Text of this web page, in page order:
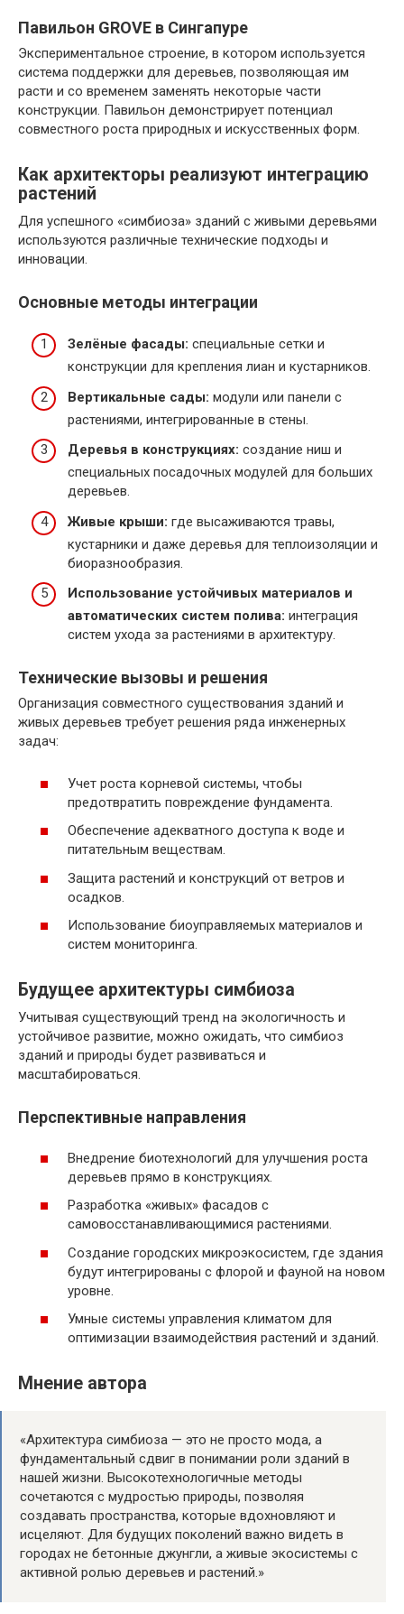
Павильон GROVE в Сингапуре
Экспериментальное строение, в котором используется
система поддержки для деревьев, позволяющая им
расти и со временем заменять некоторые части
конструкции. Павильон демонстрирует потенциал
совместного роста природных и искусственных форм.
Как архитекторы реализуют интеграцию
растений
Для успешного «симбиоза» зданий с живыми деревьями
используются различные технические подходы и
инновации.
Основные методы интеграции
Зелёные фасады: специальные сетки и
конструкции для крепления лиан и кустарников.
Вертикальные сады: модули или панели с
растениями, интегрированные в стены.
Деревья в конструкциях: создание ниш и
специальных посадочных модулей для больших
деревьев.
Живые крыши: где высаживаются травы,
кустарники и даже деревья для теплоизоляции и
биоразнообразия.
Использование устойчивых материалов и
автоматических систем полива: интеграция
систем ухода за растениями в архитектуру.
Технические вызовы и решения
Организация совместного существования зданий и
живых деревьев требует решения ряда инженерных
задач:
Учет роста корневой системы, чтобы
предотвратить повреждение фундамента.
Обеспечение адекватного доступа к воде и
питательным веществам.
Защита растений и конструкций от ветров и
осадков.
Использование биоуправляемых материалов и
систем мониторинга.
Будущее архитектуры симбиоза
Учитывая существующий тренд на экологичность и
устойчивое развитие, можно ожидать, что симбиоз
зданий и природы будет развиваться и
масштабироваться.
Перспективные направления
Внедрение биотехнологий для улучшения роста
деревьев прямо в конструкциях.
Разработка «живых» фасадов с
самовосстанавливающимися растениями.
Создание городских микроэкосистем, где здания
будут интегрированы с флорой и фауной на новом
уровне.
Умные системы управления климатом для
оптимизации взаимодействия растений и зданий.
Мнение автора
«Архитектура симбиоза — это не просто мода, а
фундаментальный сдвиг в понимании роли зданий в
нашей жизни. Высокотехнологичные методы
сочетаются с мудростью природы, позволяя
создавать пространства, которые вдохновляют и
исцеляют. Для будущих поколений важно видеть в
городах не бетонные джунгли, а живые экосистемы с
активной ролью деревьев и растений.»